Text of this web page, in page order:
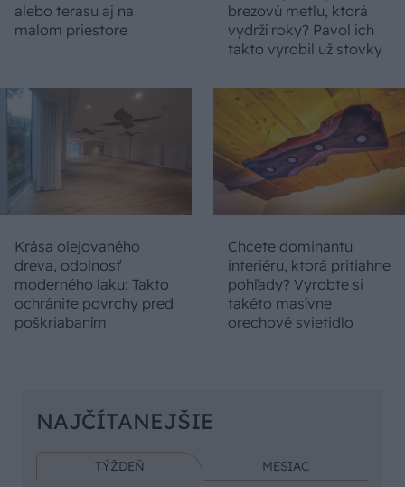
alebo terasu aj na
malom priestore
brezovú metlu, ktorá
vydrží roky? Pavol ich
takto vyrobil už stovky
Krása olejovaného
dreva, odolnosť
moderného laku: Takto
ochránite povrchy pred
poškriabaním
Chcete dominantu
interiéru, ktorá pritiahne
pohľady? Vyrobte si
takéto masívne
orechové svietidlo
NAJČÍTANEJŠIE
TÝŽDEŇ MESIAC